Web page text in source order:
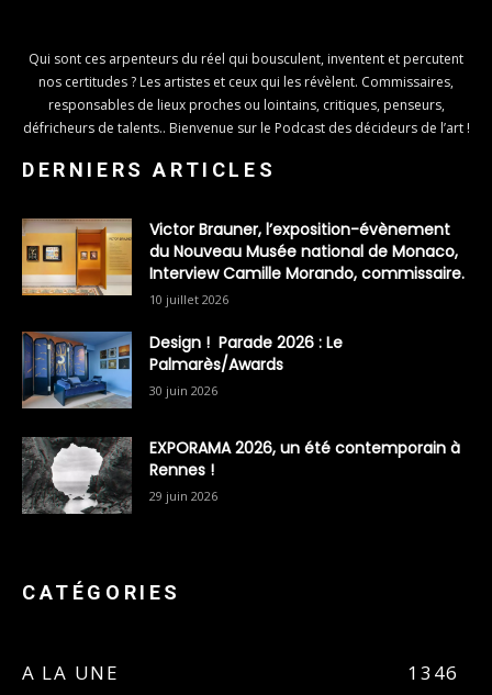
Qui sont ces arpenteurs du réel qui bousculent, inventent et percutent
nos certitudes ? Les artistes et ceux qui les révèlent. Commissaires,
responsables de lieux proches ou lointains, critiques, penseurs,
défricheurs de talents.. Bienvenue sur le Podcast des décideurs de l’art !
DERNIERS ARTICLES
Victor Brauner, l’exposition-évènement
du Nouveau Musée national de Monaco,
Interview Camille Morando, commissaire.
10 juillet 2026
Design ! Parade 2026 : Le
Palmarès/Awards
30 juin 2026
EXPORAMA 2026, un été contemporain à
Rennes !
29 juin 2026
CATÉGORIES
A LA UNE
1346